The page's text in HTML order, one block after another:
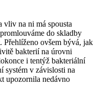
vliv na ni má spousta
do skladby
Přehlíženo ovšem bývá, jak
bakterií na úrovni
i tentýž bakteriální
systém v závislosti na
upozornila nedávno